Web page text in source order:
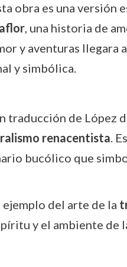
obra es una versión
, una historia de
y aventuras
y simbólica.
traducción de López
renacentista.
bucólico que
del arte de la
y el ambiente